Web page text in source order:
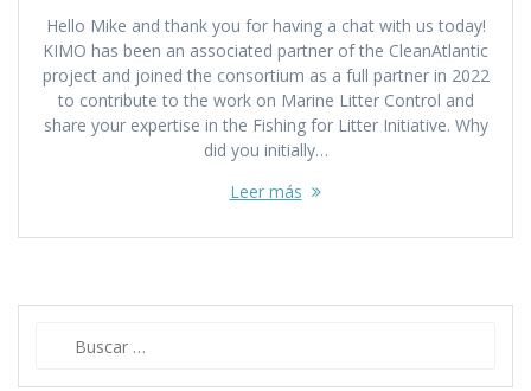
Hello Mike and thank you for having a chat with us today!
KIMO has been an associated partner of the CleanAtlantic
project and joined the consortium as a full partner in 2022
to contribute to the work on Marine Litter Control and
share your expertise in the Fishing for Litter Initiative. Why
did you initially…
Leer más